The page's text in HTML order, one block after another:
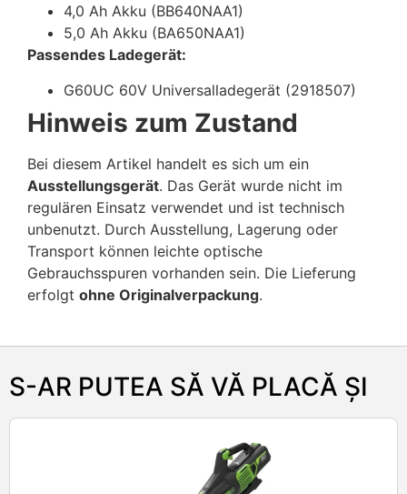
4,0 Ah Akku (BB640NAA1)
5,0 Ah Akku (BA650NAA1)
Passendes Ladegerät:
G60UC 60V Universalladegerät (2918507)
Hinweis zum Zustand
Bei diesem Artikel handelt es sich um ein
Ausstellungsgerät. Das Gerät wurde nicht im
regulären Einsatz verwendet und ist technisch
unbenutzt. Durch Ausstellung, Lagerung oder
Transport können leichte optische
Gebrauchsspuren vorhanden sein. Die Lieferung
erfolgt ohne Originalverpackung.
S-AR PUTEA SĂ VĂ PLACĂ ȘI